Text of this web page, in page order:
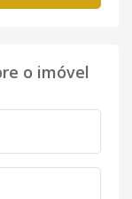
o imóvel